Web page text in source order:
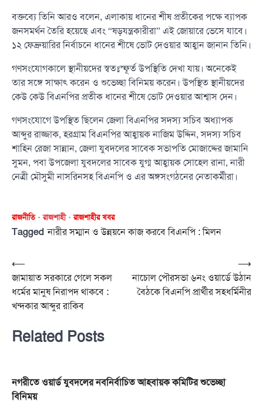
বক্তব্যে তিনি আরও বলেন, এলাকায় ধানের শীষ প্রতীকের পক্ষে ব্যাপক
জনসমর্থন তৈরি হয়েছে এবং “ষড়যন্ত্রকারীরা” এই জোয়ারে ভেসে যাবে।
১২ ফেব্রুয়ারির নির্বাচনে ধানের শীষে ভোট দেওয়ার আহ্বান জানান তিনি।
গণসংযোগকালে স্থানীয়দের স্বতঃস্ফূর্ত উপস্থিতি দেখা যায়। অনেকেই
তার সঙ্গে সাক্ষাৎ করেন ও শুভেচ্ছা বিনিময় করেন। উপস্থিত স্থানীয়দের
কেউ কেউ বিএনপির প্রতীক ধানের শীষে ভোট দেওয়ার আশ্বাস দেন।
গণসংযোগে উপস্থিত ছিলেন জেলা বিএনপির সদস্য সচিব অধ্যাপক
আব্দুর রাজ্জাক, হরগ্রাম বিএনপির আহ্বায়ক নাজিম উদ্দিন, সদস্য সচিব
শাহিন রেজা সান্নান, জেলা যুবদলের সাবেক সভাপতি মোজাদ্দের জামানি
সুমন, পবা উপজেলা যুবদলের সাবেক যুগ্ম আহ্বায়ক সোহেল রানা, নারী
নেত্রী মৌসুমী নাসরিনসহ বিএনপি ও এর অঙ্গসংগঠনের নেতাকর্মীরা।
রাজনীতি রাজশাহী রাজশাহীর খবর
Taggedনারীর সম্মান ও উন্নয়নে কাজ করবে বিএনপি : মিলন
Post
navigation
⟵
জামায়াত সরকারে গেলে সকল
ধর্মের মানুষ নিরাপদ থাকবে :
খন্দকার আব্দুর রাকিব
নাচোল পৌরসভা ৬নং ওয়ার্ডে উঠান
বৈঠকে বিএনপি প্রার্থীর সহধর্মিনীর
⟶
Related Posts
নগরীতে ওয়ার্ড যুবদলের নবনির্বাচিত আহবায়ক কমিটির শুভেচ্ছা
বিনিময়